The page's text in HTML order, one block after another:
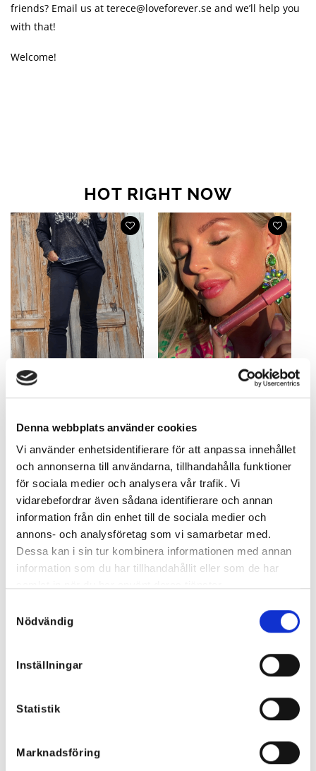
Denna webbplats använder cookies
Vi använder enhetsidentifierare för att anpassa innehållet
och annonserna till användarna, tillhandahålla funktioner
för sociala medier och analysera vår trafik. Vi
vidarebefordrar även sådana identifierare och annan
information från din enhet till de sociala medier och
annons- och analysföretag som vi samarbetar med.
Dessa kan i sin tur kombinera informationen med annan
information som du har tillhandahållit eller som de har
Nödvändig
Inställningar
Statistik
Marknadsföring
friends? Email us at terece@loveforever.se and we’ll help you
with that!
Welcome!
HOT RIGHT NOW
Monique Utsvängda Jeans
Svarta
199kr
Camille Viskosklänning – flera